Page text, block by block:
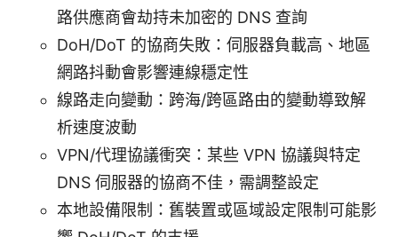
路供應商會劫持未加密的 DNS 查詢
DoH/DoT 的協商失敗：伺服器負載高、地區
網路抖動會影響連線穩定性
線路走向變動：跨海/跨區路由的變動導致解
析速度波動
VPN/代理協議衝突：某些 VPN 協議與特定
DNS 伺服器的協商不佳，需調整設定
本地設備限制：舊裝置或區域設定限制可能影